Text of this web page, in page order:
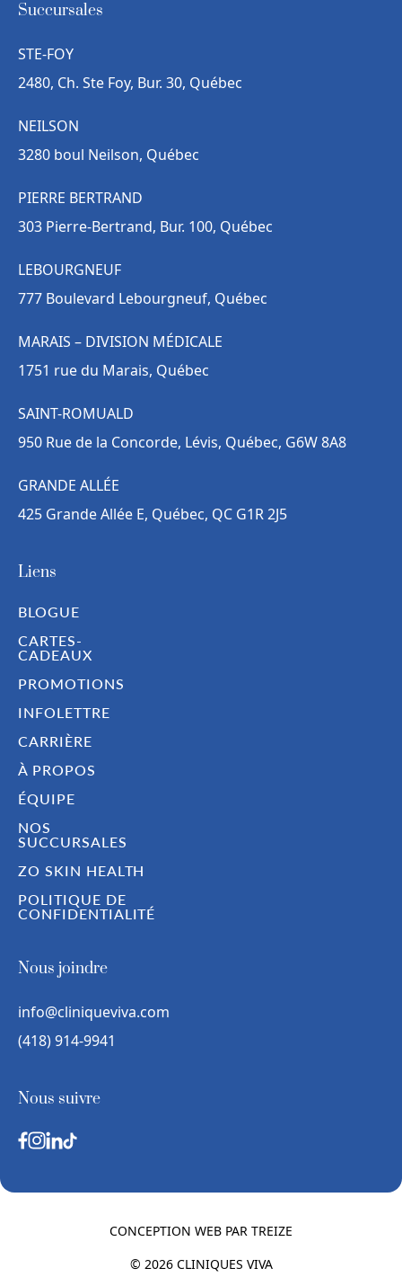
Succursales
STE-FOY
2480, Ch. Ste Foy, Bur. 30, Québec
NEILSON
3280 boul Neilson, Québec
PIERRE BERTRAND
303 Pierre-Bertrand, Bur. 100, Québec
LEBOURGNEUF
777 Boulevard Lebourgneuf, Québec
MARAIS – DIVISION MÉDICALE
1751 rue du Marais, Québec
SAINT-ROMUALD
950 Rue de la Concorde, Lévis, Québec, G6W 8A8
GRANDE ALLÉE
425 Grande Allée E, Québec, QC G1R 2J5
Liens
BLOGUE
CARTES-
CADEAUX
PROMOTIONS
INFOLETTRE
CARRIÈRE
À PROPOS
ÉQUIPE
NOS
SUCCURSALES
ZO SKIN HEALTH
POLITIQUE DE
CONFIDENTIALITÉ
Nous joindre
info@cliniqueviva.com
(418) 914-9941
Nous suivre
CONCEPTION WEB PAR TREIZE
© 2026 CLINIQUES VIVA